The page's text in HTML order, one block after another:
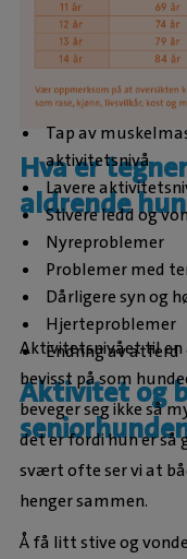
Hva er
aldrende
Tap av
aktivitetsnivå
Lavere
Stivere ledd og
Nyreproblemer
Problemer med
Dårligere syn og
Hjerteproblemer
Endring av atferd
Aktivitet og
Aktivitetsnivået til
bevisst på som
beveger seg ikke så
det er fordi hun er
svært ofte ser vi at
henger sammen.
Å få litt stive og